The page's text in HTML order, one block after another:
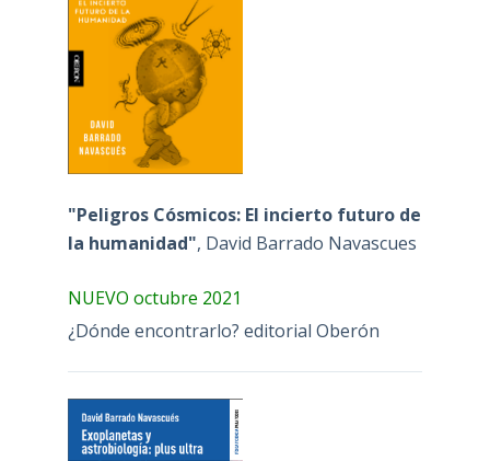
"Peligros Cósmicos: El incierto futuro de
la humanidad", David Barrado Navascues
NUEVO octubre 2021
¿Dónde encontrarlo? editorial Oberón